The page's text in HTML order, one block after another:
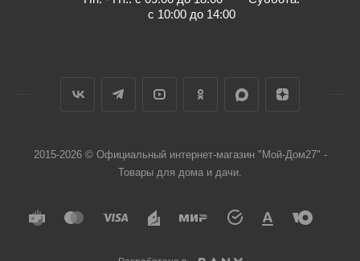
с 10:00 до 14:00
2015-2026 © Официальный интернет-магазин "Мой-Дом27" -
Товары для дома и дачи.